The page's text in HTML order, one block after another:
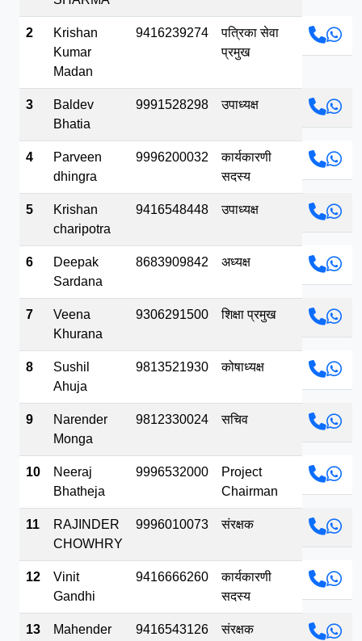
2
Krishan
Kumar
Madan
9416239274
पत्रिका सेवा
प्रमुख
3
Baldev
Bhatia
9991528298 उपाध्यक्ष
4
Parveen
dhingra
9996200032
कार्यकारणी
सदस्य
5
Krishan
charipotra
9416548448 उपाध्यक्ष
6
Deepak
Sardana
8683909842 अध्यक्ष
7
Veena
Khurana
9306291500 शिक्षा प्रमुख
8
Sushil
Ahuja
9813521930 कोषाध्यक्ष
9
Narender
Monga
9812330024 सचिव
10
Neeraj
Bhatheja
9996532000
Project
Chairman
11
RAJINDER
CHOWHRY
9996010073 संरक्षक
12
Vinit
Gandhi
9416666260
कार्यकारणी
सदस्य
13 Mahender 9416543126 संरक्षक